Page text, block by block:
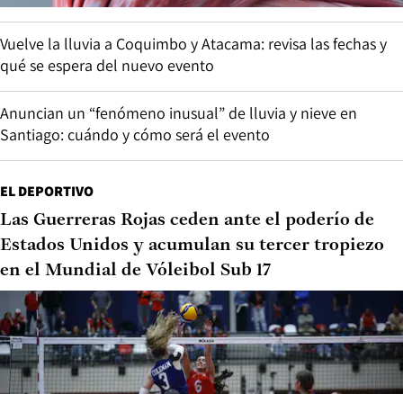
Vuelve la lluvia a Coquimbo y Atacama: revisa las fechas y
qué se espera del nuevo evento
Anuncian un “fenómeno inusual” de lluvia y nieve en
Santiago: cuándo y cómo será el evento
EL DEPORTIVO
Las Guerreras Rojas ceden ante el poderío de
Estados Unidos y acumulan su tercer tropiezo
en el Mundial de Vóleibol Sub 17